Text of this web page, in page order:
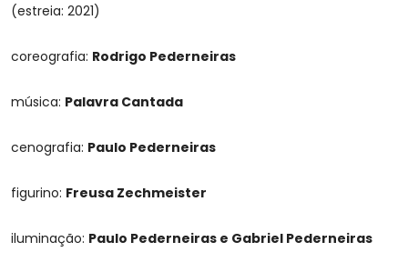
(estreia: 2021)
coreografia: Rodrigo Pederneiras
música: Palavra Cantada
cenografia: Paulo Pederneiras
figurino: Freusa Zechmeister
iluminação: Paulo Pederneiras e Gabriel Pederneiras